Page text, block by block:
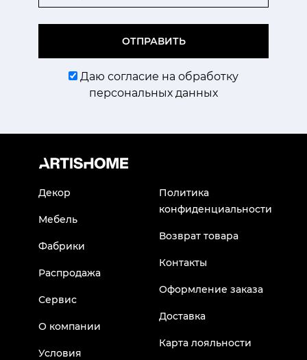
ОТПРАВИТЬ
Даю согласие на обработку
персональных данных
Декор
Мебель
Фабрики
Распродажа
Сервис
О компании
Условия
Политика
конфиденциальности
Возврат товара
Контакты
Оформление заказа
Доставка
Карта лояльности